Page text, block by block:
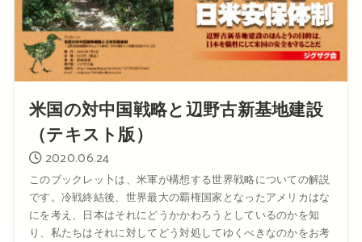
米国の対中国戦略と辺野古新基地建設
（テキスト版）
2020.06.24
このブックレッ卜は、米軍が構想する世界戦略についての解説
です。冷戦終結後、世界最大の覇権国家となったアメリカはな
にを考え、日本はそれにどうかかわろうとしているのかを知
り、私たちはそれに対してどう対処してゆくべきなのかをお考